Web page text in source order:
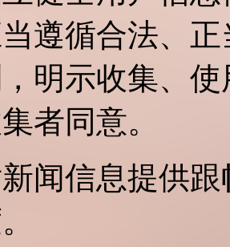
遵循合法、
明示收集、
者同意。
新闻信息提供